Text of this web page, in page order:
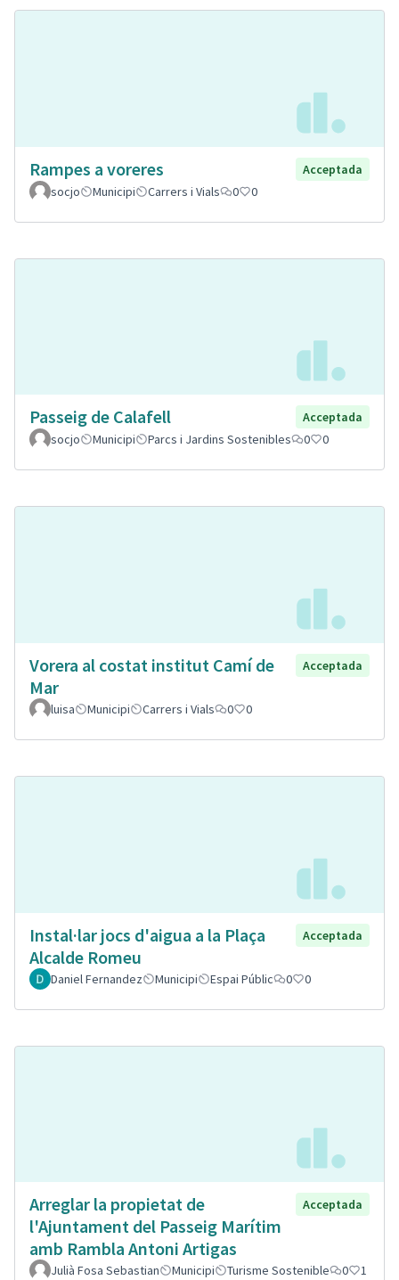
Rampes a voreres
Acceptada
socjo
Municipi Carrers i Vials 0 0
Passeig de Calafell
Acceptada
socjo
Municipi Parcs i Jardins Sostenibles 0 0
Vorera al costat institut Camí de
Mar
Acceptada
luisa Municipi Carrers i Vials 0 0
Instal·lar jocs d'aigua a la Plaça
Alcalde Romeu
Acceptada
Daniel Fernandez Municipi Espai Públic 0 0
Arreglar la propietat de
l'Ajuntament del Passeig Marítim
amb Rambla Antoni Artigas
Acceptada
Julià Fosa Sebastian Municipi Turisme Sostenible 0 1